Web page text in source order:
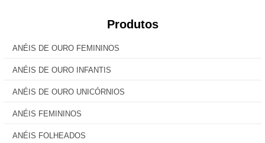
Produtos
ANÉIS DE OURO FEMININOS
ANÉIS DE OURO INFANTIS
ANÉIS DE OURO UNICÓRNIOS
ANÉIS FEMININOS
ANÉIS FOLHEADOS